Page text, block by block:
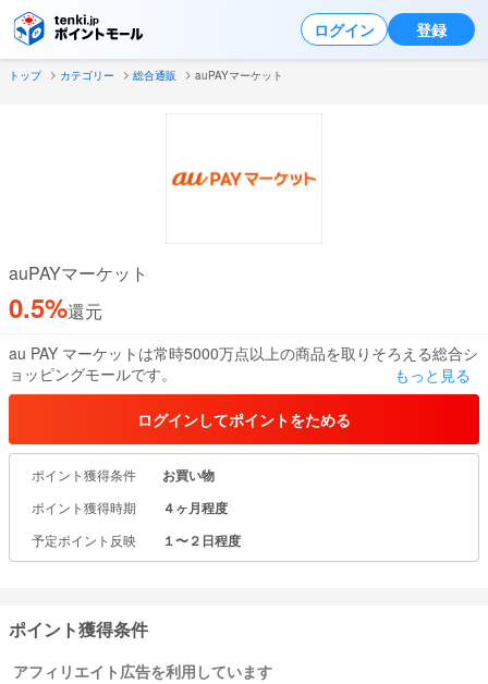
ログイン 登録
トップ カテゴリー 総合通販 auPAYマーケット
auPAYマーケット
0.5%還元
au PAY マーケットは常時5000万点以上の商品を取りそろえる総合シ
ョッピングモールです。
【還元祭】や【BIG SALE】、日替わりセールや人気店舗のクーポン
など魅力がいっぱいです！
auスマートパスプレミアム会員だけの限定価格商品や送料無料商品
も多数取り揃えています！
もっと見る
ログインしてポイントをためる
ポイント獲得条件 お買い物
ポイント獲得時期 ４ヶ月程度
予定ポイント反映 １〜２日程度
ポイント獲得条件
アフィリエイト広告を利用しています